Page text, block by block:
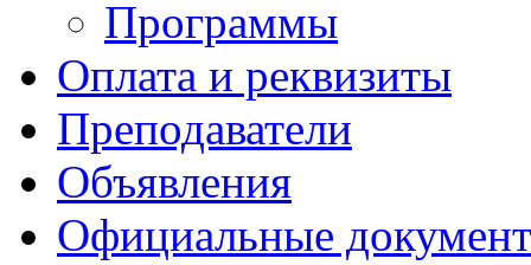
Программы
Оплата и реквизиты
Преподаватели
Объявления
Официальные